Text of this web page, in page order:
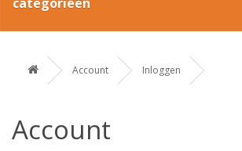
Account Inloggen
Account